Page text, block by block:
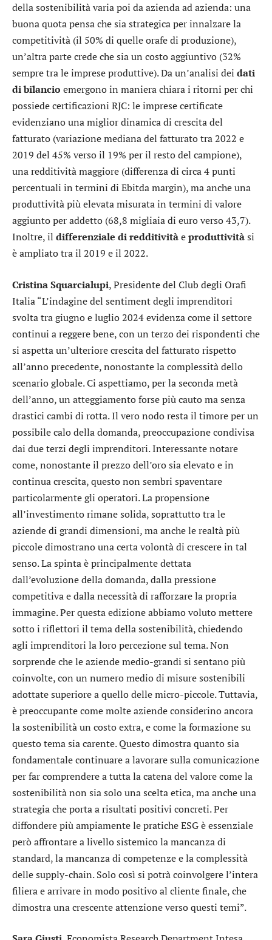
della sostenibilità varia poi da azienda ad azienda: una
buona quota pensa che sia strategica per innalzare la
competitività (il 50% di quelle orafe di produzione),
un’altra parte crede che sia un costo aggiuntivo (32%
sempre tra le imprese produttive). Da un’analisi dei dati
di bilancio emergono in maniera chiara i ritorni per chi
possiede certificazioni RJC: le imprese certificate
evidenziano una miglior dinamica di crescita del
fatturato (variazione mediana del fatturato tra 2022 e
2019 del 45% verso il 19% per il resto del campione),
una redditività maggiore (differenza di circa 4 punti
percentuali in termini di Ebitda margin), ma anche una
produttività più elevata misurata in termini di valore
aggiunto per addetto (68,8 migliaia di euro verso 43,7).
Inoltre, il differenziale di redditivitàeproduttivitàsi
è ampliato tra il 2019 e il 2022.
CristinaSquarcialupi, Presidente del Club degli Orafi
Italia “L’indagine del sentiment degli imprenditori
svolta tra giugno e luglio 2024 evidenza come il settore
continui a reggere bene, con un terzo dei rispondenti che
si aspetta un’ulteriore crescita del fatturato rispetto
all’anno precedente, nonostante la complessità dello
scenario globale. Ci aspettiamo, per la seconda metà
dell’anno, un atteggiamento forse più cauto ma senza
drastici cambi di rotta. Il vero nodo resta il timore per un
possibile calo della domanda, preoccupazione condivisa
dai due terzi degli imprenditori. Interessante notare
come, nonostante il prezzo dell’oro sia elevato e in
continua crescita, questo non sembri spaventare
particolarmente gli operatori. La propensione
all’investimento rimane solida, soprattutto tra le
aziende di grandi dimensioni, ma anche le realtà più
piccole dimostrano una certa volontà di crescere in tal
senso. La spinta è principalmente dettata
dall’evoluzione della domanda, dalla pressione
competitiva e dalla necessità di rafforzare la propria
immagine. Per questa edizione abbiamo voluto mettere
sotto i riflettori il tema della sostenibilità, chiedendo
agli imprenditori la loro percezione sul tema. Non
sorprende che le aziende medio-grandi si sentano più
coinvolte, con un numero medio di misure sostenibili
adottate superiore a quello delle micro-piccole. Tuttavia,
è preoccupante come molte aziende considerino ancora
la sostenibilità un costo extra, e come la formazione su
questo tema sia carente. Questo dimostra quanto sia
fondamentale continuare a lavorare sulla comunicazione
per far comprendere a tutta la catena del valore come la
sostenibilità non sia solo una scelta etica, ma anche una
strategia che porta a risultati positivi concreti. Per
diffondere più ampiamente le pratiche ESG è essenziale
però affrontare a livello sistemico la mancanza di
standard, la mancanza di competenze e la complessità
delle supply-chain. Solo così si potrà coinvolgere l’intera
filiera e arrivare in modo positivo al cliente finale, che
dimostra una crescente attenzione verso questi temi”.